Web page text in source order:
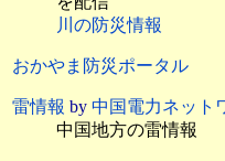
像を配信
川の防災情報
おかやま防災ポータル
雷情報 by 中国電力ネット
中国地方の雷情報